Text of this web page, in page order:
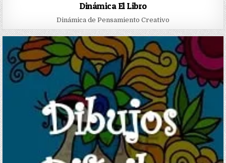
Dinámica El Libro
Dinámica de Pensamiento Creativo